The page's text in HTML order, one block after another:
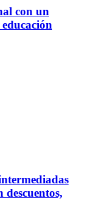
con un